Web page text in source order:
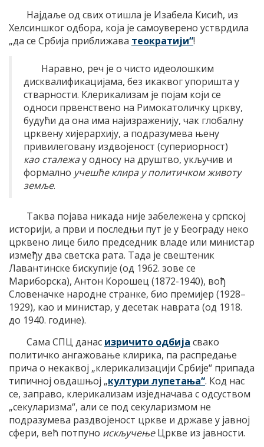
Најдаље од свих отишла је Изабела Кисић, из
Хелсиншког одбора, која је самоуверено устврдила
„да се Србија приближава теократији“!
Наравно, реч је о чисто идеолошким
дисквалификацијама, без икаквог упоришта у
стварности. Клерикализам је појам који се
односи првенствено на Римокатоличку цркву,
будући да она има најизраженију, чак глобалну
црквену хијерархију, а подразумева њену
привилеговану издвојеност (супериорност)
као сталежау односу на друштво, укључив и
формално учешће клира у политичком животу
земље.
Таква појава никада није забележена у српској
историји, а први и последњи пут је у Београду неко
црквено лице било председник владе или министар
између два светска рата. Тада је свештеник
Лавантинске бискупије (од 1962. зове се
Мариборска), Антон Корошец (1872-1940), вођ
Словеначке народне странке, био премијер (1928–
1929), као и министар, у десетак наврата (од 1918.
до 1940. године).
Сама СПЦ данас изричито одбија свако
политичко ангажовање клирика, па распредање
прича о некаквој „клерикализацији Србије“ припада
типичној овдашњој „култури лупетања“. Код нас
се, заправо, клерикализам изједначава с одсуством
„секуларизма“, али се под секуларизмом не
подразумева раздвојеност цркве и државе у јавној
сфери, већ потпуно искључењеЦркве из јавности.